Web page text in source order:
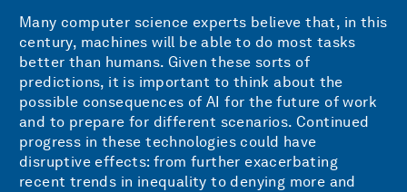
Many computer science experts believe that, in this
century, machines will be able to do most tasks
better than humans. Given these sorts of
predictions, it is important to think about the
possible consequences of AI for the future of work
and to prepare for different scenarios. Continued
progress in these technologies could have
disruptive effects: from further exacerbating
recent trends in inequality to denying more and